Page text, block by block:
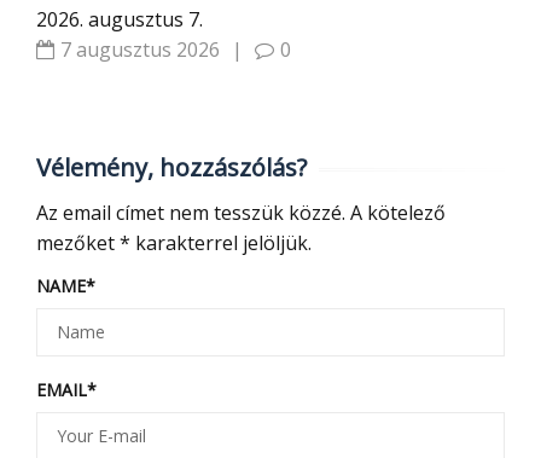
2026. augusztus 7.
7 augusztus 2026
| 0
Vélemény, hozzászólás?
Az email címet nem tesszük közzé. A kötelező
mezőket* karakterrel jelöljük.
NAME*
EMAIL*